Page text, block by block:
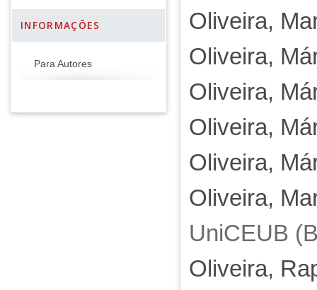
INFORMAÇÕES
Para Autores
Oliveira,
Oliveira,
Oliveira,
Oliveira,
Oliveira,
Oliveira,
UniCEUB
Oliveira,